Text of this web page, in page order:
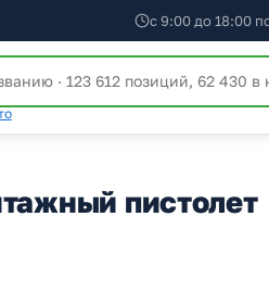
с 9:00 до 18:00
пистолет